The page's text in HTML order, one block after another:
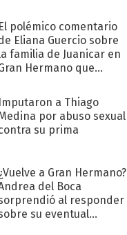
El polémico comentario
Eliana Guercio sobre
familia de Juanicar en
Hermano que
Imputaron a Thiago
por abuso sexual
su prima
¿Vuelve a Gran Hermano?
del Boca
al responder
su eventual